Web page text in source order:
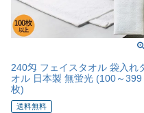
240匁 フェイスタオル 袋入れ
オル 日本製 無蛍光 (100～399
枚)
送料無料